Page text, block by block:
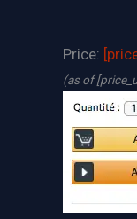
Price:
(as of